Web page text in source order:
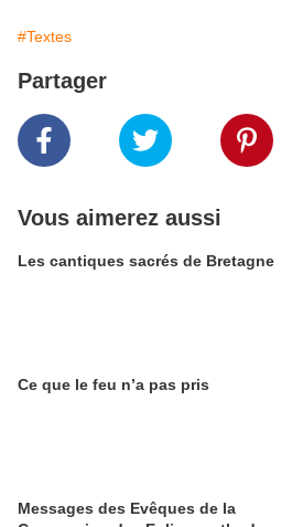
#Textes
Partager
Vous aimerez aussi
Les cantiques sacrés de Bretagne
Ce que le feu n’a pas pris
Messages des Evêques de la